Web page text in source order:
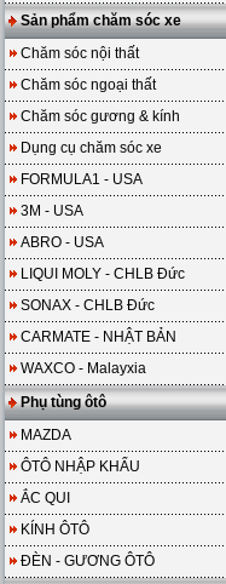
Sản phẩm chăm sóc xe
Chăm sóc nội thất
Chăm sóc ngoại thất
Chăm sóc gương & kính
Dụng cụ chăm sóc xe
FORMULA1 - USA
3M - USA
ABRO - USA
LIQUI MOLY - CHLB Đức
SONAX - CHLB Đức
CARMATE - NHẬT BẢN
WAXCO - Malayxia
Phụ tùng ôtô
MAZDA
ÔTÔ NHẬP KHẨU
ẮC QUI
KÍNH ÔTÔ
ĐÈN - GƯƠNG ÔTÔ